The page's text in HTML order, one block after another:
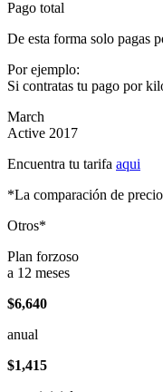
Pago total
De esta forma solo pagas
Por ejemplo:
Si contratas tu pago por
March
Active 2017
Encuentra tu tarifa aqui
*La comparación de
Otros*
Plan forzoso
a 12 meses
$6,640
anual
$1,415